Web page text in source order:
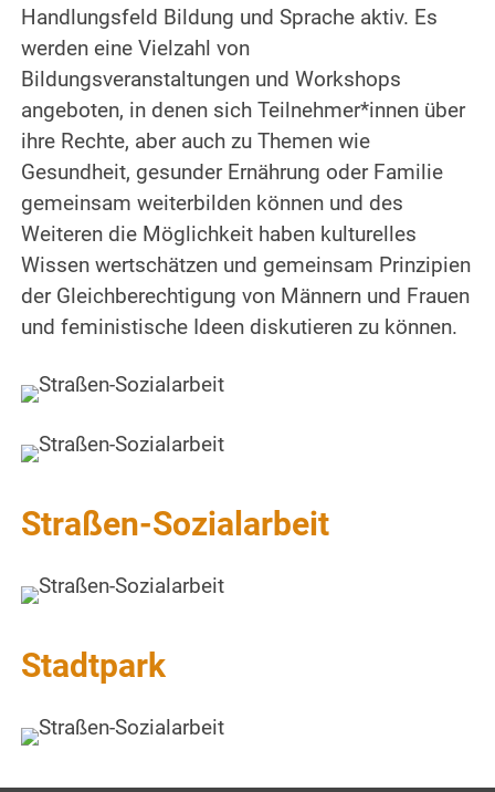
Handlungsfeld Bildung und Sprache aktiv. Es
werden eine Vielzahl von
Bildungsveranstaltungen und Workshops
angeboten, in denen sich Teilnehmer*innen über
ihre Rechte, aber auch zu Themen wie
Gesundheit, gesunder Ernährung oder Familie
gemeinsam weiterbilden können und des
Weiteren die Möglichkeit haben kulturelles
Wissen wertschätzen und gemeinsam Prinzipien
der Gleichberechtigung von Männern und Frauen
und feministische Ideen diskutieren zu können.
Straßen-Sozialarbeit
Stadtpark